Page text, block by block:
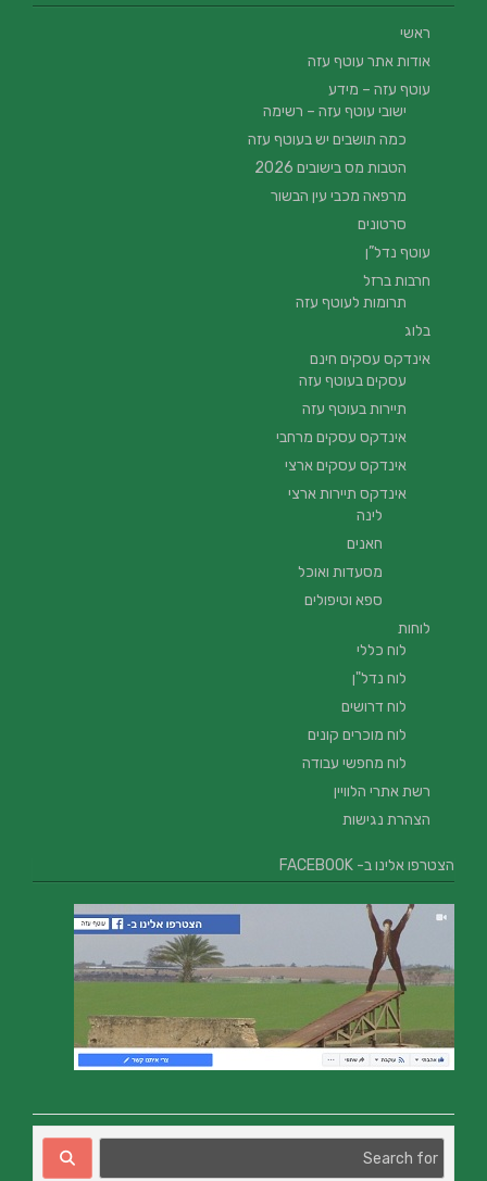
ראשי
אודות אתר עוטף עזה
עוטף עזה – מידע
ישובי עוטף עזה – רשימה
כמה תושבים יש בעוטף עזה
הטבות מס בישובים 2026
מרפאה מכבי עין הבשור
סרטונים
עוטף נדל”ן
חרבות ברזל
תרומות לעוטף עזה
בלוג
אינדקס עסקים חינם
עסקים בעוטף עזה
תיירות בעוטף עזה
אינדקס עסקים מרחבי
אינדקס עסקים ארצי
אינדקס תיירות ארצי
לינה
חאנים
מסעדות ואוכל
ספא וטיפולים
לוחות
לוח כללי
לוח נדל"ן
לוח דרושים
לוח מוכרים קונים
לוח מחפשי עבודה
רשת אתרי הלוויין
הצהרת נגישות
הצטרפו אלינו ב- FACEBOOK